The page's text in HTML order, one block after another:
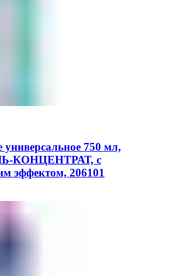
750 мл,
КОНЦЕНТРАТ, с
эффектом, 206101